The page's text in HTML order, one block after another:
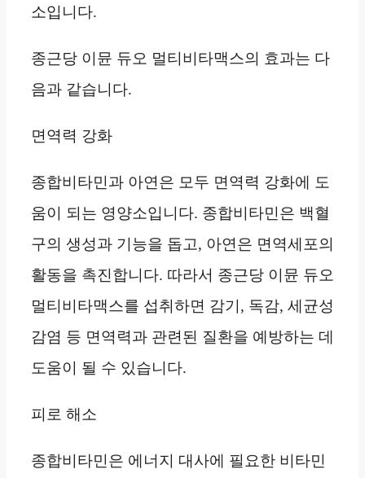
소입니다.
종근당 이뮨 듀오 멀티비타맥스의 효과는 다
음과 같습니다.
면역력 강화
종합비타민과 아연은 모두 면역력 강화에 도
움이 되는 영양소입니다. 종합비타민은 백혈
구의 생성과 기능을 돕고, 아연은 면역세포의
활동을 촉진합니다. 따라서 종근당 이뮨 듀오
멀티비타맥스를 섭취하면 감기, 독감, 세균성
감염 등 면역력과 관련된 질환을 예방하는 데
도움이 될 수 있습니다.
피로 해소
종합비타민은 에너지 대사에 필요한 비타민